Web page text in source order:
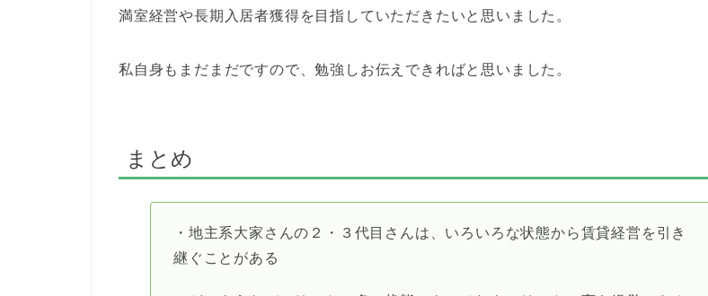
満室経営や長期入居者獲得を目指していただきたいと思いました。
私自身もまだまだですので、勉強しお伝えできればと思いました。
まとめ
・地主系大家さんの２・３代目さんは、いろいろな状態から賃貸経営を引き
継ぐことがある